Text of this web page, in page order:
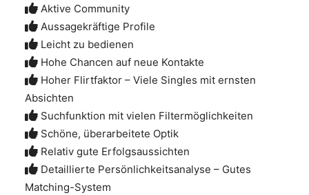
Aktive Community
Aussagekräftige Profile
Leicht zu bedienen
Hohe Chancen auf neue Kontakte
Hoher Flirtfaktor – Viele Singles mit ernsten
Absichten
Suchfunktion mit vielen Filtermöglichkeiten
Schöne, überarbeitete Optik
Relativ gute Erfolgsaussichten
Detaillierte Persönlichkeitsanalyse – Gutes
Matching-System